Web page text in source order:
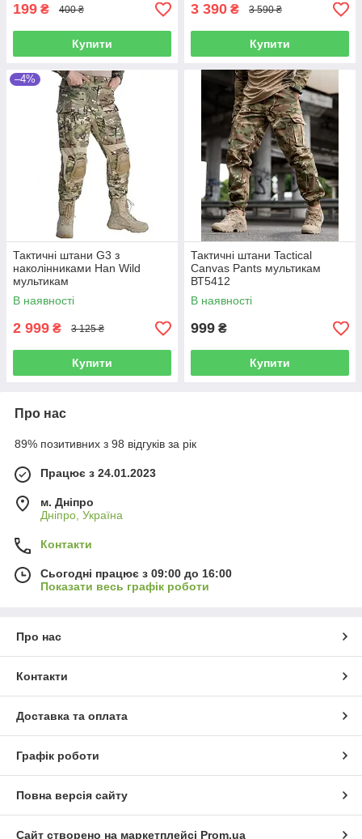
199 ₴ 400 ₴
Купити
3 390 ₴ 3 590 ₴
Купити
–4%
Тактичні штани G3 з
наколінниками Han Wild
мультикам
В наявності
2 999 ₴ 3 125 ₴
Купити
Тактичні штани Tactical
Canvas Pants мультикам
ВТ5412
В наявності
999 ₴
Купити
Про нас
89% позитивних з 98 відгуків за рік
Працює з 24.01.2023
м. Дніпро
Дніпро, Україна
Контакти
Сьогодні працює з 09:00 до 16:00
Показати весь графік роботи
Про нас
Контакти
Доставка та оплата
Графік роботи
Повна версія сайту
Сайт створено на маркетплейсі Prom.ua